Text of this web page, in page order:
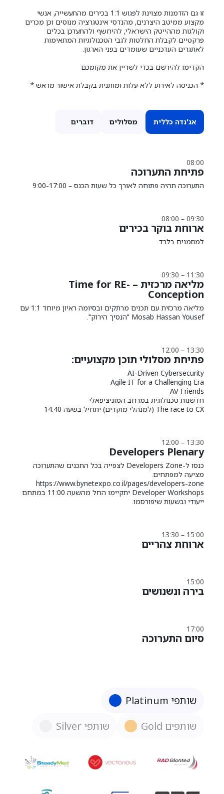
זו גם הזדמנות מצוינת לפגוש 1:1 בכירים מהתעשייה, אנשי
מקצוע ממיטב היצרנים, מהנדסי אינטגרציה מנוסים וכן מכרים
וקולגות מההייטק הישראלי, להיחשף ולהתעדכן בכלים
פרקטיים לקבלת החלטות לגבי הטכנולוגיות המתאימות
לאתגרים העדכניים שעומדים בפני הארגון.
הקדימו להירשם בכדי לשריין את מקומכם
* הכניסה לאירוע ללא עלות ומותנית בקבלת אישור מראש *
אג'נדה כללית מסלולים דוברים
08:00
פתיחת התערוכה
התערוכה תהיה פתוחה לאורך כל שעות הכנס – 9:00-17:00
08:00 – 09:30
ארוחת בוקר בכירים
למוזמנים בלבד
09:30 – 11:30
מליאה מרכזית – Time for RE-
Conception
מליאה מרכזית עם תכנים מרתקים ובסיומה ראיון מיוחד 1:1 עם
Mosab Hassan Yousef "הנסיך הירוק".
12:00 – 13:30
פתיחת מסלולי תוכן מקצועיים:
AI-Driven Cybersecurity
Agile IT for a Challenging Era
AV Friends
חדשנות טכנולוגית במרחב המוניציפאלי
The race to CX (למנהלי מוקדים) יתחיל בשעה 14:40
12:00 – 13:30
Developers Plenary
כנסו ל-Developers Zone לצפייה בכל התכנים שהתערוכה
מציעה למפתחים.
https://www.bynetexpo.co.il/pages/developers-zone
Developer Workshops יתקיימו החל מהשעה 11:00 במתחם
ייעודי ובשעות שיפורסמו.
13:30 – 15:00
ארוחת צהריים
15:00
בירה ונשנושים
17:00
סיום התערוכה
שותפי Platinum
שותפים Gold
שותפי Silver